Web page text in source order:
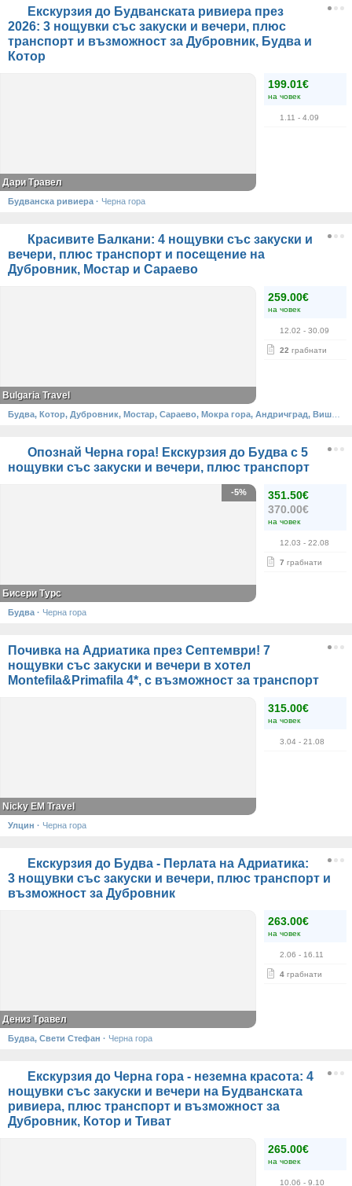
Екскурзия до Будванската ривиера през
2026: 3 нощувки със закуски и вечери, плюс
транспорт и възможност за Дубровник, Будва и
Котор
199.01€
на човек
1.11 - 4.09
Дари Травел
Будванска ривиера · Черна гора
Красивите Балкани: 4 нощувки със закуски и
вечери, плюс транспорт и посещение на
Дубровник, Мостар и Сараево
259.00€
на човек
12.02 - 30.09
22 грабнати
Bulgaria Travel
Опознай Черна гора! Екскурзия до Будва с 5
нощувки със закуски и вечери, плюс транспорт
351.50€
370.00€
на човек
12.03 - 22.08
7 грабнати
-5%
Бисери Турс
Будва · Черна гора
Почивка на Адриатика през Септември! 7
нощувки със закуски и вечери в хотел
Montefila&Primafila 4*, с възможност за транспорт
315.00€
на човек
3.04 - 21.08
Nicky EM Travel
Улцин · Черна гора
Екскурзия до Будва - Перлата на Адриатика:
3 нощувки със закуски и вечери, плюс транспорт и
възможност за Дубровник
263.00€
на човек
2.06 - 16.11
4 грабнати
Дениз Травел
Будва, Свети Стефан · Черна гора
Екскурзия до Черна гора - неземна красота: 4
нощувки със закуски и вечери на Будванската
ривиера, плюс транспорт и възможност за
Дубровник, Котор и Тиват
265.00€
на човек
10.06 - 9.10